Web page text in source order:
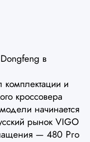
в
комплектации и
кроссовера
начинается
рынок VIGO
— 480 Pro